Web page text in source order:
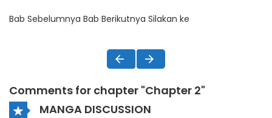
Bab Sebelumnya Bab Berikutnya Silakan ke
Comments for chapter "Chapter 2"
MANGA DISCUSSION